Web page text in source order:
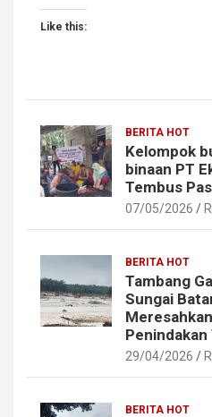
Like this:
BERITA HOT
Kelompok
binaan PT
Tembus
07/05/2026
BERITA HOT
Tambang
Sungai
Penindakan
29/04/2026
BERITA HOT